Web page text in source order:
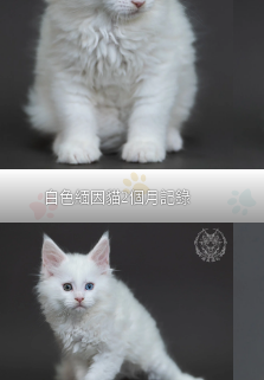
白色緬因貓2個月記錄